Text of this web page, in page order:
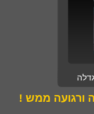
ורגועה ממש !